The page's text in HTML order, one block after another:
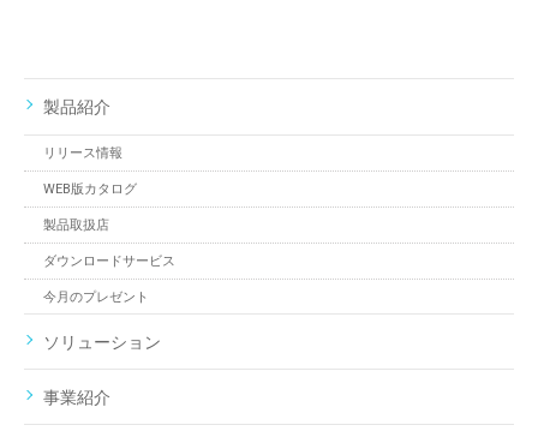
製品紹介
リリース情報
WEB版カタログ
製品取扱店
ダウンロードサービス
今月のプレゼント
ソリューション
事業紹介